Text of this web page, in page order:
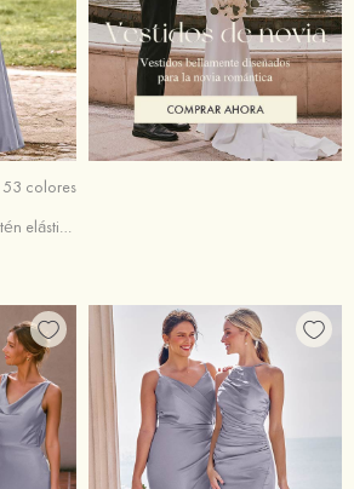
53 colores
Tubo escote drapeado satén elástico hasta el suelo vestido de dama de honor